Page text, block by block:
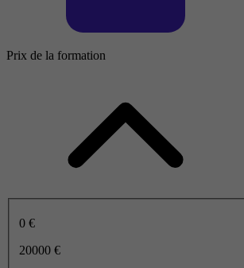
Prix de la formation
0 €
20000 €